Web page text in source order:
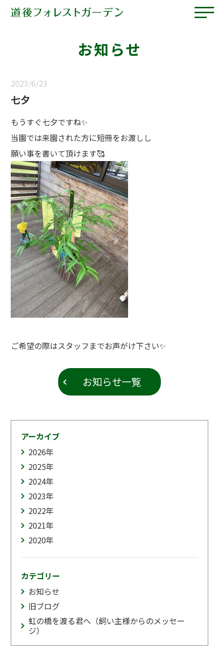
お知らせ
2023/6/23
七夕
もうすぐ七夕ですね✨
当園では来園された方に短冊をお渡しし
願い事を書いて頂けます🥰
ご希望の際はスタッフまでお声がけ下さい✨
お知らせ一覧
アーカイブ
2026年
2025年
2024年
2023年
2022年
2021年
2020年
カテゴリー
お知らせ
旧ブログ
虹の橋を渡る君へ（飼い主様からのメッセー
ジ）